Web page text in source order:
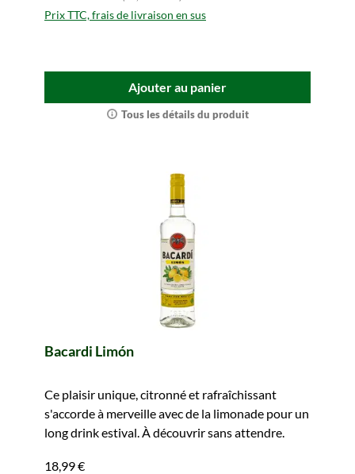
Prix TTC, frais de livraison en sus
Ajouter au panier
Tous les détails du produit
Bacardi Limón
Ce plaisir unique, citronné et rafraîchissant
s'accorde à merveille avec de la limonade pour un
long drink estival. À découvrir sans attendre.
18,99 €